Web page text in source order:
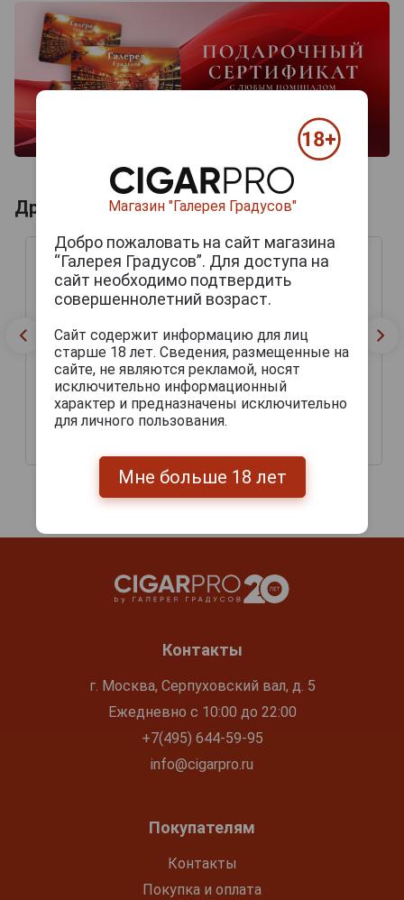
Другие продукты бренда ЯКОРЬ
Пиво Якорь Светлое
Контакты
г. Москва, Серпуховский вал, д. 5
Ежедневно с 10:00 до 22:00
+7(495) 644-59-95
info@cigarpro.ru
Покупателям
Контакты
Покупка и оплата
Магазин "Галерея Градусов"
Добро пожаловать на сайт магазина
“Галерея Градусов”. Для доступа на
сайт необходимо подтвердить
совершеннолетний возраст.
Сайт содержит информацию для лиц
старше 18 лет. Сведения, размещенные на
сайте, не являются рекламой, носят
исключительно информационный
характер и предназначены исключительно
для личного пользования.
Мне больше 18 лет